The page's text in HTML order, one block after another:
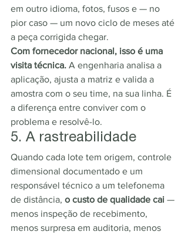
em outro idioma, fotos, fusos e — no
pior caso — um novo ciclo de meses até
a peça corrigida chegar.
Com fornecedor nacional, isso é uma
visita técnica. A engenharia analisa a
aplicação, ajusta a matriz e valida a
amostra com o seu time, na sua linha. É
a diferença entre conviver com o
problema e resolvê-lo.
5. A rastreabilidade
Quando cada lote tem origem, controle
dimensional documentado e um
responsável técnico a um telefonema
de distância, o custo de qualidade cai —
menos inspeção de recebimento,
menos surpresa em auditoria, menos